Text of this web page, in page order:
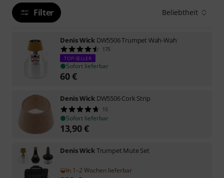
Filter Beliebtheit
Denis Wick DW5506 Trumpet Wah-Wah
175
TOP-SELLER
Sofort lieferbar
60€
Denis Wick DW5506 Cork Strip
15
Sofort lieferbar
13,90€
Denis WickTrumpet Mute Set
In 1–2 Wochen lieferbar